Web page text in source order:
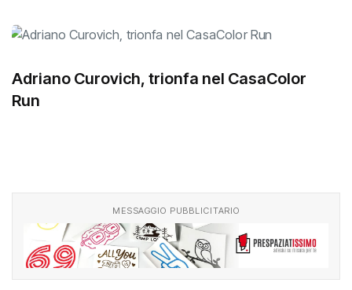
Adriano Curovich, trionfa nel CasaColor
Run
MESSAGGIO PUBBLICITARIO